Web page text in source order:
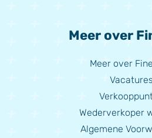
Meer over
Meer over
Wederverkoper
Algemene